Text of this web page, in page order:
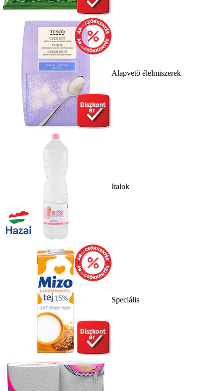
Alapvető élelmiszerek
Italok
Speciális